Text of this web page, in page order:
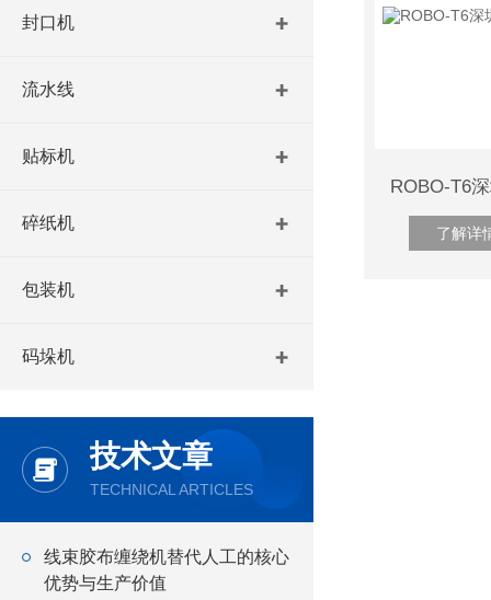
封口机
流水线
贴标机
碎纸机
包装机
码垛机
技术文章
TECHNICAL ARTICLES
线束胶布缠绕机替代人工的核心
优势与生产价值
了解详